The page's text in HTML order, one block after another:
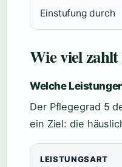
Einstufung durch
Wie viel zahlt
Welche
Der Pflegegrad 5
ein Ziel: die
LEISTUNGSART